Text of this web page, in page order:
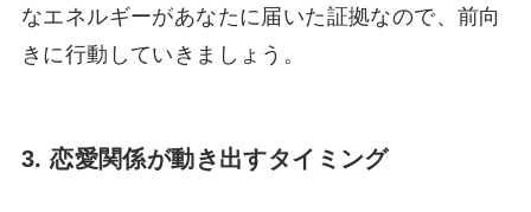
なエネルギーがあなたに届いた証拠なので、前向
きに行動していきましょう。
3. 恋愛関係が動き出すタイミング